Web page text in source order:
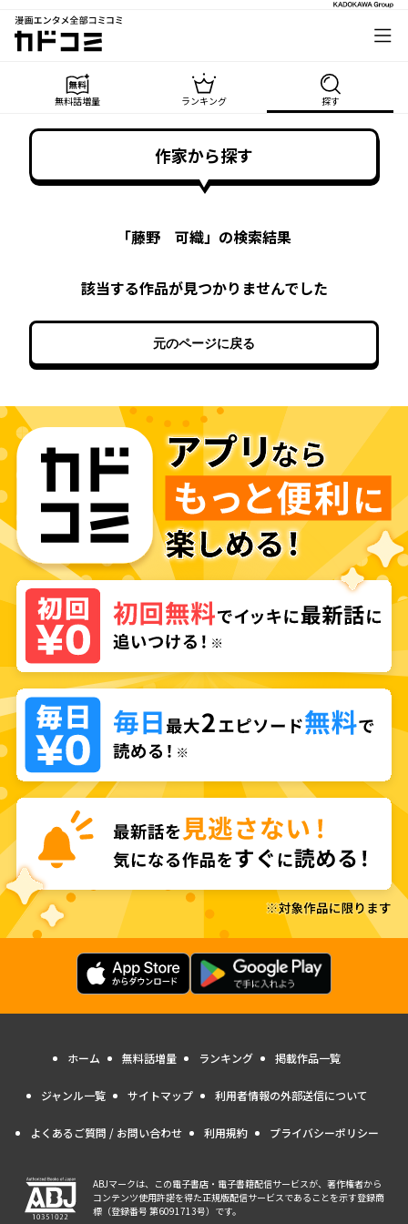
漫画エンタメ全部コミコミ
カドコミ
無料話増量 ランキング 探す
作家から探す
「藤野 可織」の検索結果
該当する作品が見つかりませんでした
元のページに戻る
ホーム 無料話増量 ランキング 掲載作品一覧
ジャンル一覧 サイトマップ 利用者情報の外部送信について
よくあるご質問 / お問い合わせ 利用規約 プライバシーポリシー
ABJマークは、この電子書店・電子書籍配信サービスが、著作権者から
コンテンツ使用許諾を得た正規版配信サービスであることを示す登録商
標（登録番号 第6091713号）です。